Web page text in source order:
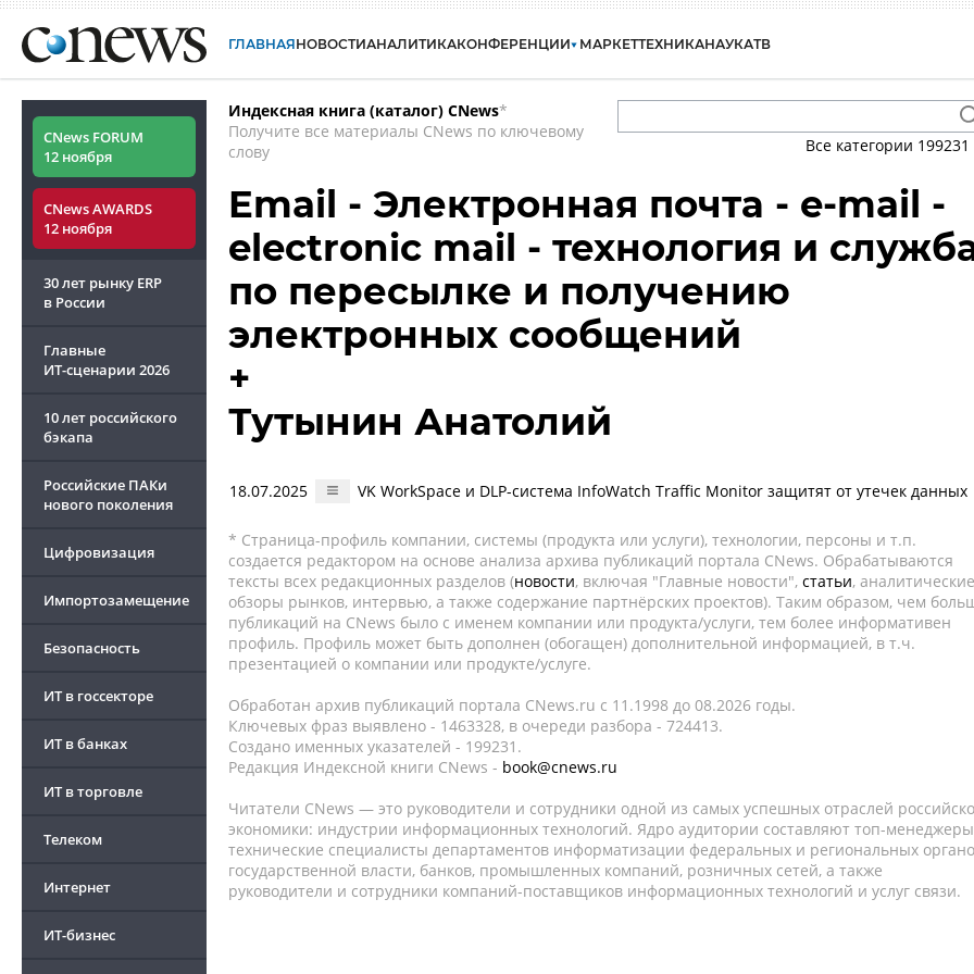
ГЛАВНАЯНОВОСТИАНАЛИТИКАКОНФЕРЕНЦИИ МАРКЕТТЕХНИКАНАУКАТВ
CNews FORUM
12 ноября
CNews AWARDS
12 ноября
30 лет рынку ERP
в России
Главные
ИТ-сценарии 2026
10 лет российского
бэкапа
Российские ПАКи
нового поколения
Цифровизация
Импортозамещение
Безопасность
ИТ в госсекторе
ИТ в банках
ИТ в торговле
Телеком
Интернет
ИТ-бизнес
Индексная книга (каталог) CNews*
Получите все материалы CNews по ключевому
слову
Все категории 199231
Email - Электронная почта - e-mail -
electronic mail - технология и
по пересылке и получению
электронных сообщений
+
Тутынин Анатолий
18.07.2025 VK WorkSpace и DLP-система InfoWatch Traffic Monitor защитят от утечек данных
* Страница-профиль компании, системы (продукта или услуги), технологии, персоны и т.п.
создается редактором на основе анализа архива публикаций портала CNews. Обрабатываются
тексты всех редакционных разделов (новости, включая "Главные новости", статьи, аналитические
обзоры рынков, интервью, а также содержание партнёрских проектов). Таким образом, чем
публикаций на CNews было с именем компании или продукта/услуги, тем более информативен
профиль. Профиль может быть дополнен (обогащен) дополнительной информацией, в т.ч.
презентацией о компании или продукте/услуге.
Обработан архив публикаций портала CNews.ru c 11.1998 до 08.2026 годы.
Ключевых фраз выявлено - 1463328, в очереди разбора - 724413.
Создано именных указателей - 199231.
Редакция Индексной книги CNews - book@cnews.ru
Читатели CNews — это руководители и сотрудники одной из самых успешных отраслей
экономики: индустрии информационных технологий. Ядро аудитории составляют топ-
технические специалисты департаментов информатизации федеральных и региональных
государственной власти, банков, промышленных компаний, розничных сетей, а также
руководители и сотрудники компаний-поставщиков информационных технологий и услуг связи.